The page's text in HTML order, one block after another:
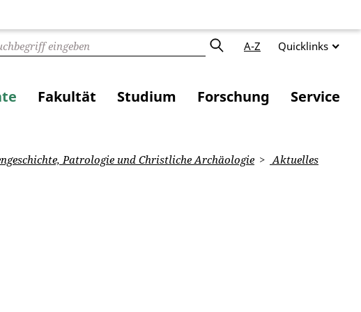
A-Z Quicklinks
Fakultät Studium Forschung Service
Patrologie und Christliche Archäologie
Aktuelles